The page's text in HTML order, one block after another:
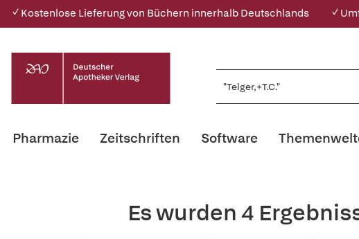
✓ Kostenlose Lieferung von Büchern innerhalb Deutschlands ✓
Pharmazie Zeitschriften Software
Es wurden 4